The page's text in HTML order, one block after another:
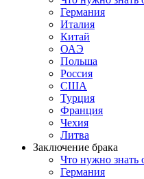
Германия
Италия
Китай
ОАЭ
Польша
Россия
США
Турция
Франция
Чехия
Литва
Заключение брака
Что нужно знать
Германия